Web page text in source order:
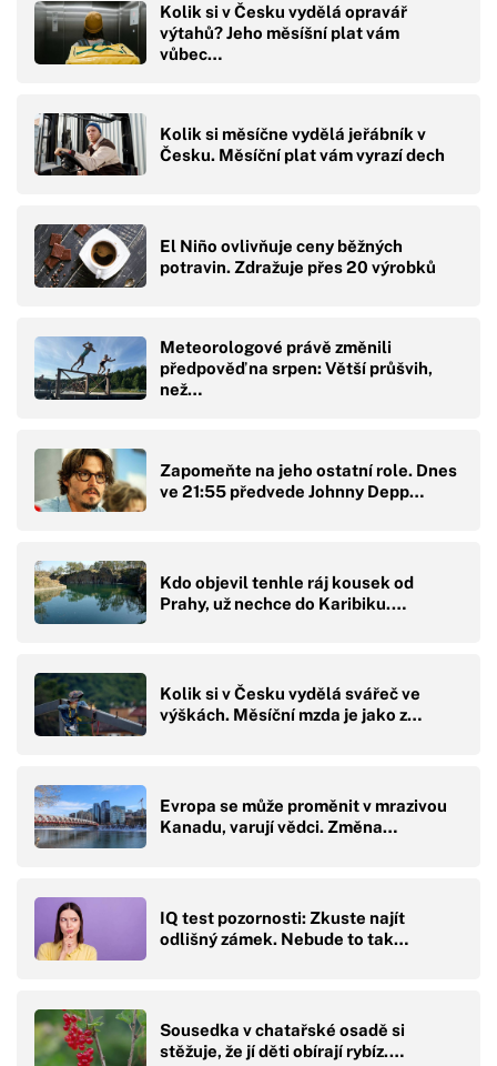
Kolik si v Česku vydělá opravář
výtahů? Jeho měsíšní plat vám
vůbec…
Kolik si měsíčne vydělá jeřábník v
Česku. Měsíční plat vám vyrazí dech
El Niño ovlivňuje ceny běžných
potravin. Zdražuje přes 20 výrobků
Meteorologové právě změnili
předpověď na srpen: Větší průšvih,
než…
Zapomeňte na jeho ostatní role. Dnes
ve 21:55 předvede Johnny Depp…
Kdo objevil tenhle ráj kousek od
Prahy, už nechce do Karibiku.…
Kolik si v Česku vydělá svářeč ve
výškách. Měsíční mzda je jako z…
Evropa se může proměnit v mrazivou
Kanadu, varují vědci. Změna…
IQ test pozornosti: Zkuste najít
odlišný zámek. Nebude to tak…
Sousedka v chatařské osadě si
stěžuje, že jí děti obírají rybíz.…